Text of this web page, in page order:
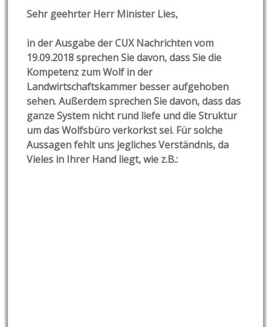
Sehr geehrter Herr Minister Lies,
in der Ausgabe der CUX Nachrichten vom
19.09.2018 sprechen Sie davon, dass Sie die
Kompetenz zum Wolf in der
Landwirtschaftskammer besser aufgehoben
sehen. Außerdem sprechen Sie davon, dass das
ganze System nicht rund liefe und die Struktur
um das Wolfsbüro verkorkst sei. Für solche
Aussagen fehlt uns jegliches Verständnis, da
Vieles in Ihrer Hand liegt, wie z.B.: